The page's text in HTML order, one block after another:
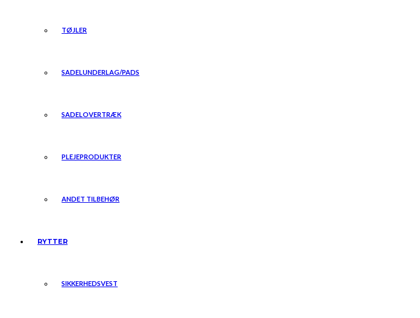
TØJLER
SADELUNDERLAG/PADS
SADELOVERTRÆK
PLEJEPRODUKTER
ANDET TILBEHØR
RYTTER
SIKKERHEDSVEST